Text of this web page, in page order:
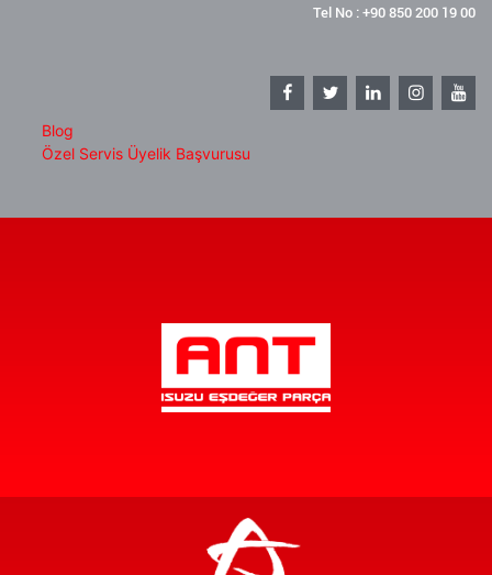
Tel No : +90 850 200 19 00
Blog
Özel Servis Üyelik Başvurusu